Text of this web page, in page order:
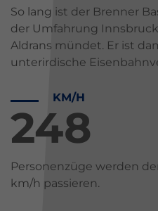
So lang ist der Brenner
der Umfahrung
Aldrans mündet. Er ist
unterirdische
KM/H
250
Personenzüge werden
km/h passieren.